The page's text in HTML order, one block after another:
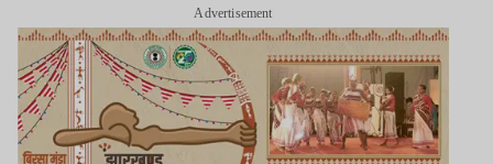
Advertisement